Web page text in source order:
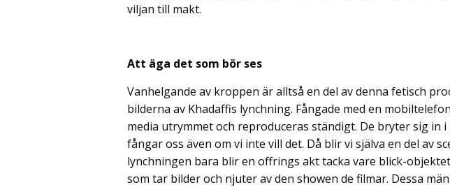
viljan till makt.
Att äga det som bör ses
Vanhelgande av kroppen är alltså en del av denna fetisch
bilderna av Khadaffis lynchning. Fångade med en
media utrymmet och reproduceras ständigt. De bryter sig in i
fångar oss även om vi inte vill det. Då blir vi själva en del av
lynchningen bara blir en offrings akt tacka vare blick-
som tar bilder och njuter av den showen de filmar. Dessa